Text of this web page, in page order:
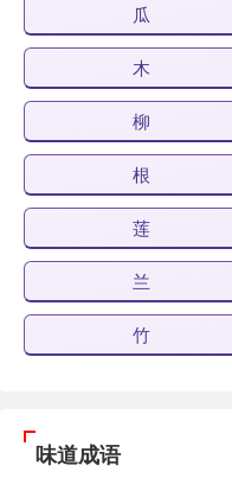
瓜
木
柳
根
莲
兰
竹
味道成语